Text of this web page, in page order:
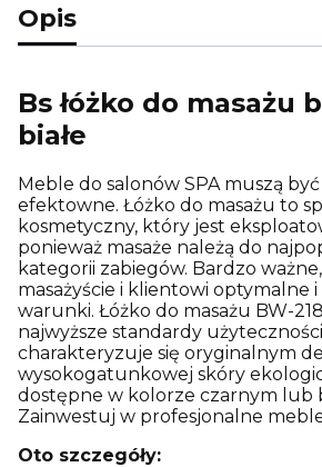
Opis
Bs łóżko do masażu
białe
Meble do salonów SPA muszą
efektowne. Łóżko do masażu to
kosmetyczny, który jest
ponieważ masaże należą do
kategorii zabiegów. Bardzo
masażyście i klientowi optymalne
warunki. Łóżko do masażu BW-218
najwyższe standardy
charakteryzuje się oryginalnym
wysokogatunkowej skóry
dostępne w kolorze czarnym lub
Zainwestuj w profesjonalne meble
Oto szczegóły: